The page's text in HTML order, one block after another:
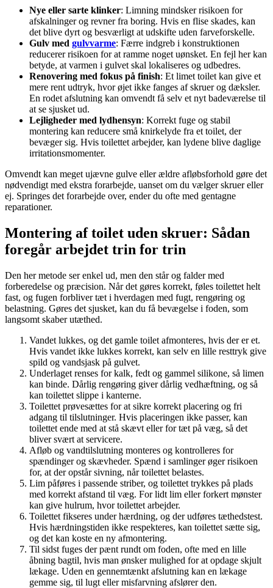
Nye eller sarte klinker: Limning mindsker risikoen for
afskalninger og revner fra boring. Hvis en flise skades, kan
det blive dyrt og besværligt at udskifte uden farveforskelle.
Gulv med gulvvarme: Færre indgreb i konstruktionen
reducerer risikoen for at ramme noget uønsket. En fejl her kan
betyde, at varmen i gulvet skal lokaliseres og udbedres.
Renovering med fokus på finish: Et limet toilet kan give et
mere rent udtryk, hvor øjet ikke fanges af skruer og dæksler.
En rodet afslutning kan omvendt få selv et nyt badeværelse til
at se sjusket ud.
Lejligheder med lydhensyn: Korrekt fuge og stabil
montering kan reducere små knirkelyde fra et toilet, der
bevæger sig. Hvis toilettet arbejder, kan lydene blive daglige
irritationsmomenter.
Omvendt kan meget ujævne gulve eller ældre afløbsforhold gøre det
nødvendigt med ekstra forarbejde, uanset om du vælger skruer eller
ej. Springes det forarbejde over, ender du ofte med gentagne
reparationer.
Montering af toilet uden skruer: Sådan
foregår arbejdet trin for trin
Den her metode ser enkel ud, men den står og falder med
forberedelse og præcision. Når det gøres korrekt, føles toilettet helt
fast, og fugen forbliver tæt i hverdagen med fugt, rengøring og
belastning. Gøres det sjusket, kan du få bevægelse i foden, som
langsomt skaber utæthed.
Vandet lukkes, og det gamle toilet afmonteres, hvis der er et.
Hvis vandet ikke lukkes korrekt, kan selv en lille resttryk give
spild og vandsjask på gulvet.
Underlaget renses for kalk, fedt og gammel silikone, så limen
kan binde. Dårlig rengøring giver dårlig vedhæftning, og så
kan toilettet slippe i kanterne.
Toilettet prøvesættes for at sikre korrekt placering og fri
adgang til tilslutninger. Hvis placeringen ikke passer, kan
toilettet ende med at stå skævt eller for tæt på væg, så det
bliver svært at servicere.
Afløb og vandtilslutning monteres og kontrolleres for
spændinger og skævheder. Spænd i samlinger øger risikoen
for, at der opstår sivning, når toilettet belastes.
Lim påføres i passende striber, og toilettet trykkes på plads
med korrekt afstand til væg. For lidt lim eller forkert mønster
kan give hulrum, hvor toilettet arbejder.
Toilettet fikseres under hærdning, og der udføres tæthedstest.
Hvis hærdningstiden ikke respekteres, kan toilettet sætte sig,
og det kan koste en ny afmontering.
Til sidst fuges der pænt rundt om foden, ofte med en lille
åbning bagtil, hvis man ønsker mulighed for at opdage skjult
lækage. Uden en gennemtænkt afslutning kan en lækage
gemme sig, til lugt eller misfarvning afslører den.